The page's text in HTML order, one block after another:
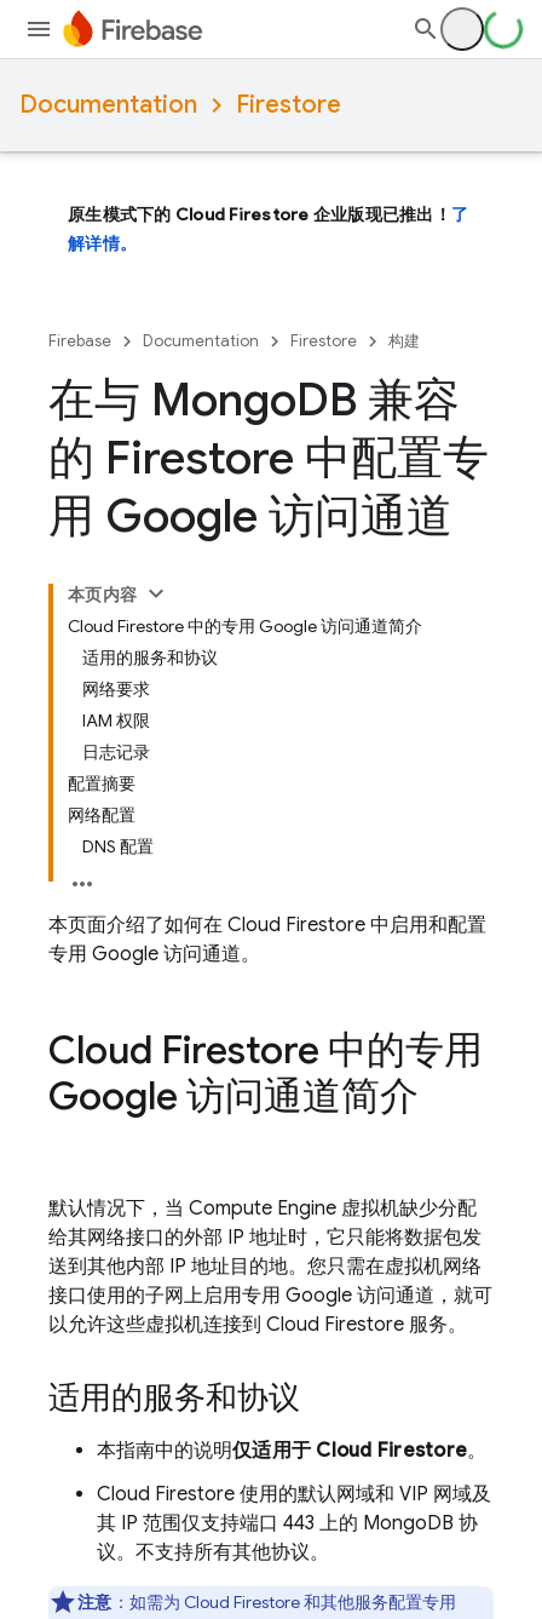
Documentation Firestore
原生模式下的 Cloud Firestore 企业版现已推出！ 了
解详情。
Firebase Documentation Firestore 构建
在与 MongoDB 兼容
的 Firestore 中配置专
用 Google 访问通道
本页内容
Cloud Firestore 中的专用 Google 访问通道简介
适用的服务和协议
网络要求
IAM 权限
日志记录
配置摘要
网络配置
DNS 配置
本页面介绍了如何在 Cloud Firestore 中启用和配置
专用 Google 访问通道。
Cloud Firestore 中的专用
Google 访问通道简介
默认情况下，当 Compute Engine 虚拟机缺少分配
给其网络接口的外部 IP 地址时，它只能将数据包发
送到其他内部 IP 地址目的地。您只需在虚拟机网络
接口使用的子网上启用专用 Google 访问通道，就可
以允许这些虚拟机连接到 Cloud Firestore 服务。
适用的服务和协议
本指南中的说明仅适用于 Cloud Firestore。
Cloud Firestore 使用的默认网域和 VIP 网域及
其 IP 范围仅支持端口 443 上的 MongoDB 协
议。不支持所有其他协议。
注意 ： 如需为 Cloud Firestore和其他服务配置专用